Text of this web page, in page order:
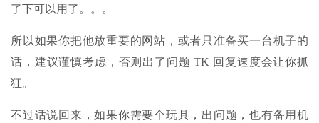
了下可以用了。。。
所以如果你把他放重要的网站，或者只准备买一台机子的
话，建议谨慎考虑，否则出了问题 TK 回复速度会让你抓
狂。
不过话说回来，如果你需要个玩具，出问题，也有备用机